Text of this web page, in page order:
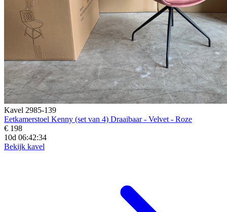
Kavel 2985-139
Eetkamerstoel Kenny (set van 4) Draaibaar - Velvet - Roze
€ 198
10d 06:42:33
Bekijk kavel